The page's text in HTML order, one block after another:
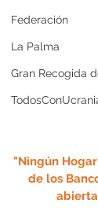
Federación
La Palma
Gran Recogida
"Ningún
de los